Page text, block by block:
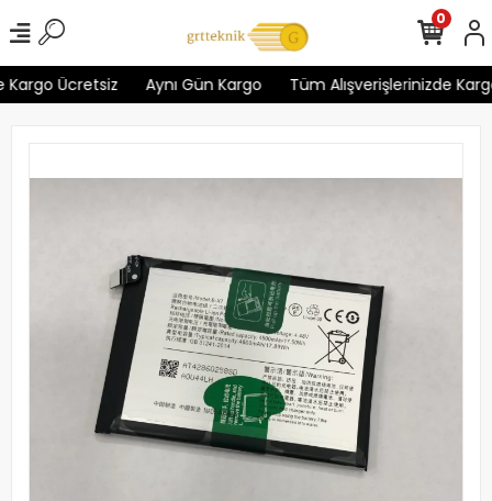
Ücretsiz Aynı Gün Kargo Tüm Alışverişlerinizde
0